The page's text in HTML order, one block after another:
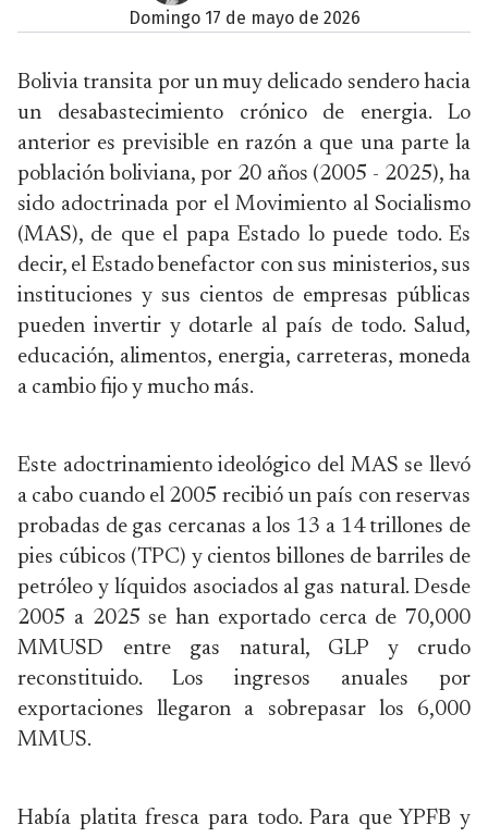
domingo 17 de mayo de 2026
Bolivia transita por un muy delicado sendero hacia
un desabastecimiento crónico de energia. Lo
anterior es previsible en razón a que una parte la
población boliviana, por 20 años (2005 - 2025), ha
sido adoctrinada por el Movimiento al Socialismo
(MAS), de que el papa Estado lo puede todo. Es
decir, el Estado benefactor con sus ministerios, sus
instituciones y sus cientos de empresas públicas
pueden invertir y dotarle al país de todo. Salud,
educación, alimentos, energia, carreteras, moneda
a cambio fijo y mucho más.
Este adoctrinamiento ideológico del MAS se llevó
a cabo cuando el 2005 recibió un país con reservas
probadas de gas cercanas a los 13 a 14 trillones de
pies cúbicos (TPC) y cientos billones de barriles de
petróleo y líquidos asociados al gas natural. Desde
2005 a 2025 se han exportado cerca de 70,000
MMUSD entre gas natural, GLP y crudo
reconstituido. Los ingresos anuales por
exportaciones llegaron a sobrepasar los 6,000
MMUS.
Había platita fresca para todo. Para que YPFB y